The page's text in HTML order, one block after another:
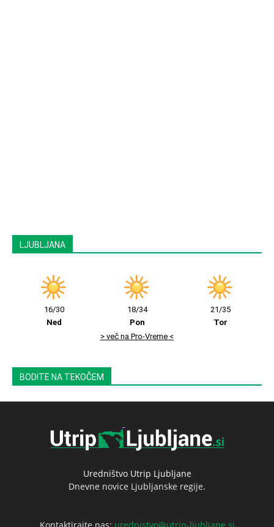
LJUBLJANA
16/30
Ned
18/34
Pon
21/35
Tor
> več na Pro-Vreme <
BODITE NA TEKOČEM
Uredništvo Utrip Ljubljane
Dnevne novice Ljubljanske regije.